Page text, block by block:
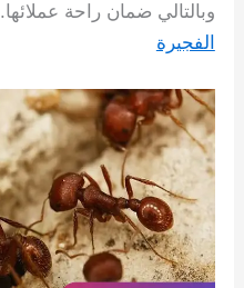
وبالتالي ضمان راحة عملائها.
الفجيرة